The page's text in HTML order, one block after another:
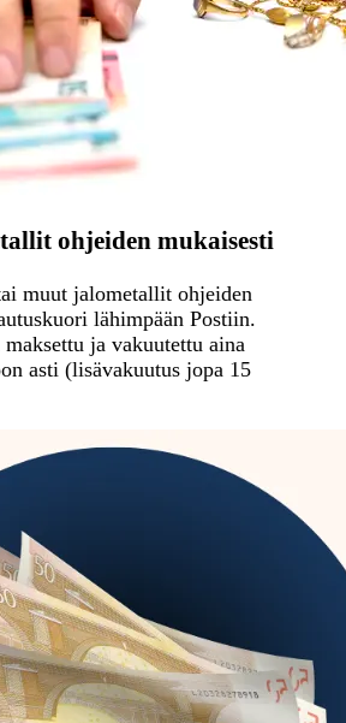
ohjeiden mukaisesti
muut jalometallit ohjeiden
lähimpään Postiin.
ja vakuutettu aina
asti (lisävakuutus jopa 15